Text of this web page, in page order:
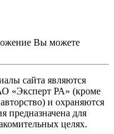
Вы можете
сайта являются
«Эксперт РА» (кроме
и охраняются
предназначена для
целях.